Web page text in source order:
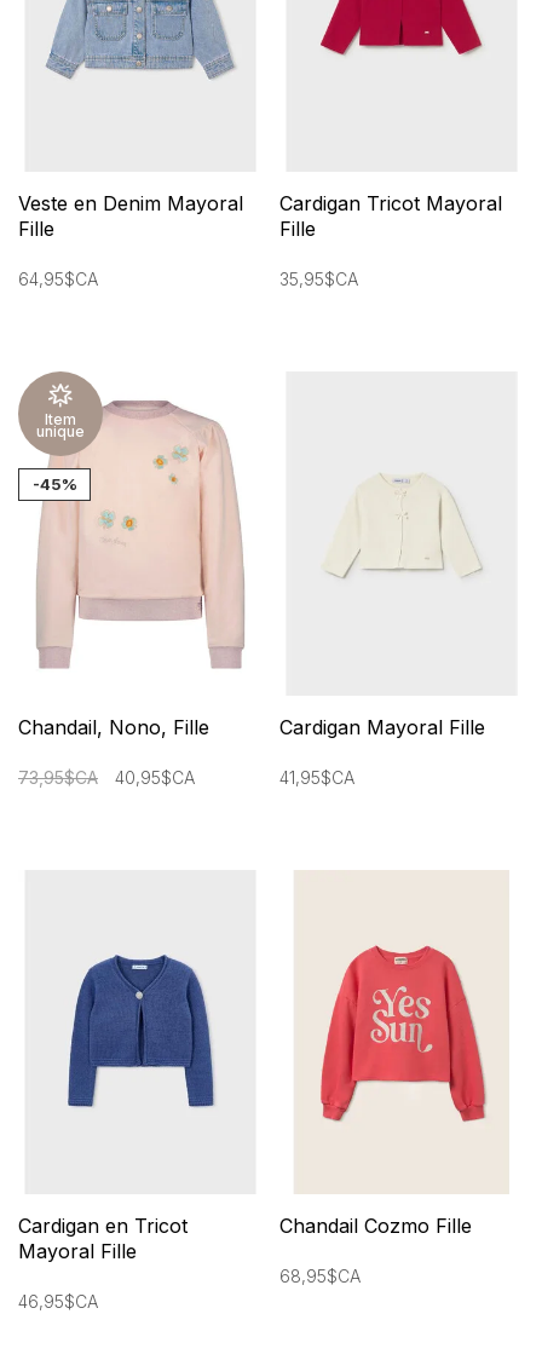
Veste en Denim Mayoral
Fille
64,95$CA
Cardigan Tricot Mayoral
Fille
35,95$CA
Item
unique
-45%
Chandail, Nono, Fille
73,95$CA 40,95$CA
Cardigan Mayoral Fille
41,95$CA
Cardigan en Tricot
Mayoral Fille
46,95$CA
Chandail Cozmo Fille
68,95$CA